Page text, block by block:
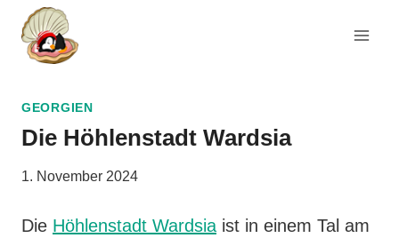
Zum
Inhalt
springen
GEORGIEN
Die Höhlenstadt Wardsia
1. November 2024
Die Höhlenstadt Wardsia ist in einem Tal am